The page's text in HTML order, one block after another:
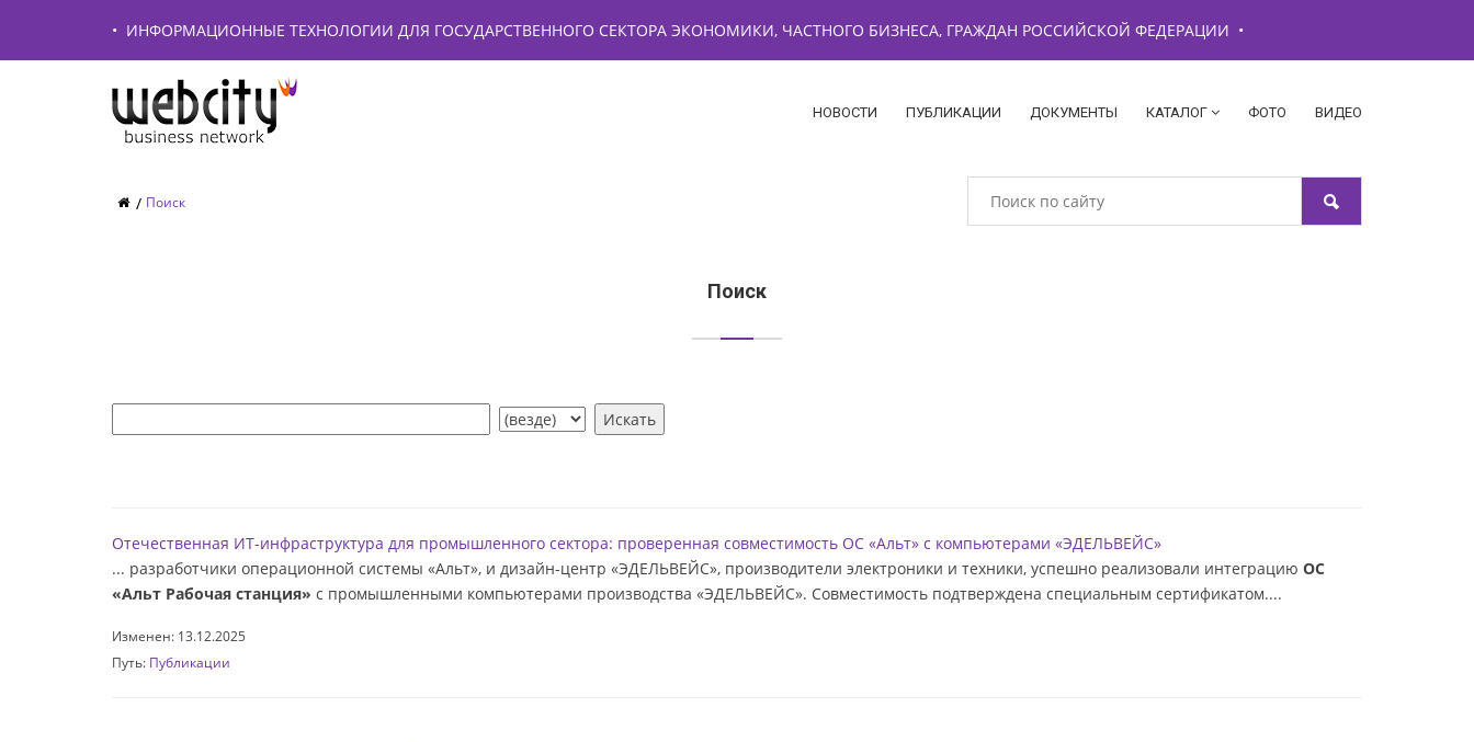
• ИНФОРМАЦИОННЫЕ ТЕХНОЛОГИИ ДЛЯ ГОСУДАРСТВЕННОГО СЕКТОРА ЭКОНОМИКИ, ЧАСТНОГО БИЗНЕСА, ГРАЖДАН РОССИЙСКОЙ ФЕДЕРАЦИИ •
НОВОСТИ ПУБЛИКАЦИИ ДОКУМЕНТЫ КАТАЛОГ ФОТО ВИДЕО
Поиск
Поиск
Отечественная ИТ-инфраструктура для промышленного сектора: проверенная совместимость ОС «Альт» с компьютерами «ЭДЕЛЬВЕЙС»
... разработчики операционной системы «Альт», и дизайн-центр «ЭДЕЛЬВЕЙС», производители электроники и техники, успешно реализовали интеграцию ОС
«Альт Рабочая станция» с промышленными компьютерами производства «ЭДЕЛЬВЕЙС». Совместимость подтверждена специальным сертификатом....
Изменен: 13.12.2025
Путь: Публикации